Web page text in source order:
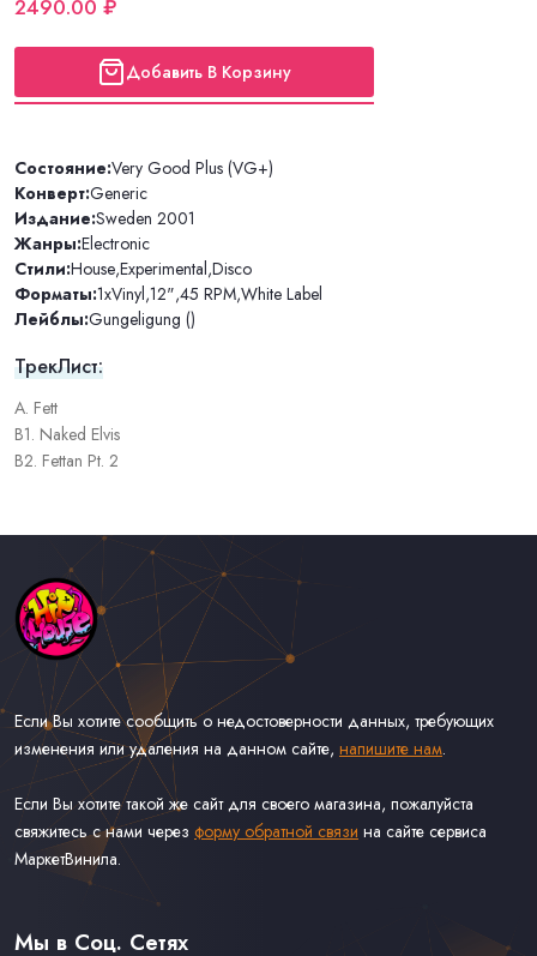
2490.00 ₽
Добавить В Корзину
Состояние:Very Good Plus (VG+)
Конверт:Generic
Издание:Sweden 2001
Жанры:Electronic
Стили:House,Experimental,Disco
Форматы:1xVinyl,12",45 RPM,White Label
Лейблы:Gungeligung ()
ТрекЛист:
A. Fett
B1. Naked Elvis
B2. Fettan Pt. 2
Если Вы хотите сообщить о недостоверности данных, требующих
изменения или удаления на данном сайте, напишите нам.
Если Вы хотите такой же сайт для своего магазина, пожалуйста
свяжитесь с нами через форму обратной связи на сайте сервиса
МаркетВинила.
Каталог Музыки на Виниле В Наличии
Доставка и Оплата
Мы в Соц. Сетях